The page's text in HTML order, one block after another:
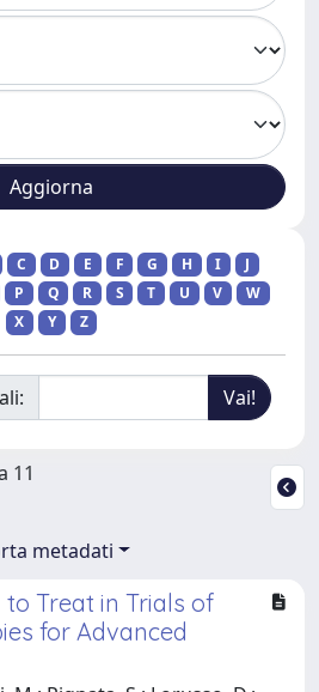
C D E F G H I
J
P Q R S T U V
W
X
Y Z
11
metadati
Treat in Trials of
for Advanced